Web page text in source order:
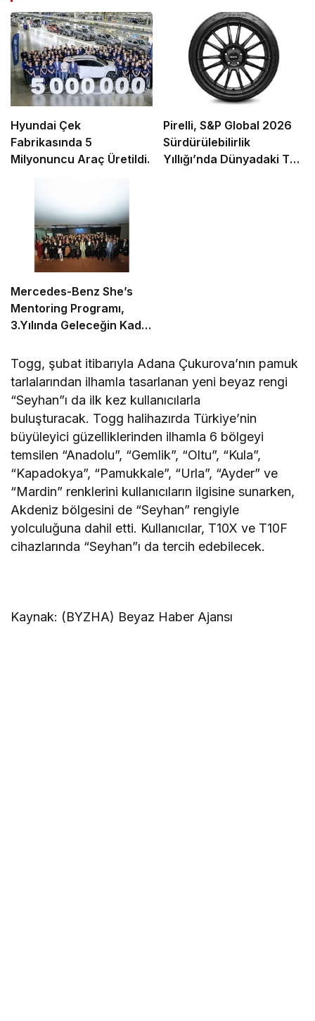
Hyundai Çek
Fabrikasında 5
Milyonuncu Araç Üretildi.
Pirelli, S&P Global 2026
Sürdürülebilirlik
Yıllığı’nda Dünyadaki Tek
Mercedes-Benz She’s
Mentoring Programı,
3.Yılında Geleceğin Kadın
Devam Ediyor
Togg, şubat itibarıyla Adana Çukurova’nın pamuk
tarlalarından ilhamla tasarlanan yeni beyaz rengi
“Seyhan”ı da ilk kez kullanıcılarla
buluşturacak. Togg halihazırda Türkiye’nin
büyüleyici güzelliklerinden ilhamla 6 bölgeyi
temsilen “Anadolu”, “Gemlik”, “Oltu”, “Kula”,
“Kapadokya”, “Pamukkale”, “Urla”, “Ayder” ve
“Mardin” renklerini kullanıcıların ilgisine sunarken,
Akdeniz bölgesini de “Seyhan” rengiyle
yolculuğuna dahil etti. Kullanıcılar, T10X ve T10F
cihazlarında “Seyhan”ı da tercih edebilecek.
Kaynak: (BYZHA) Beyaz Haber Ajansı